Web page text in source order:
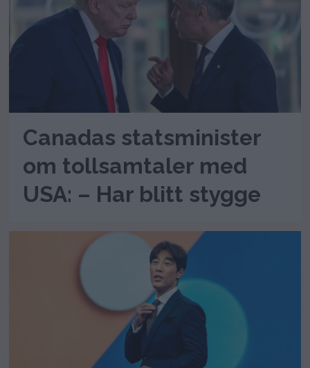
Canadas statsminister
om tollsamtaler med
USA: – Har blitt stygge